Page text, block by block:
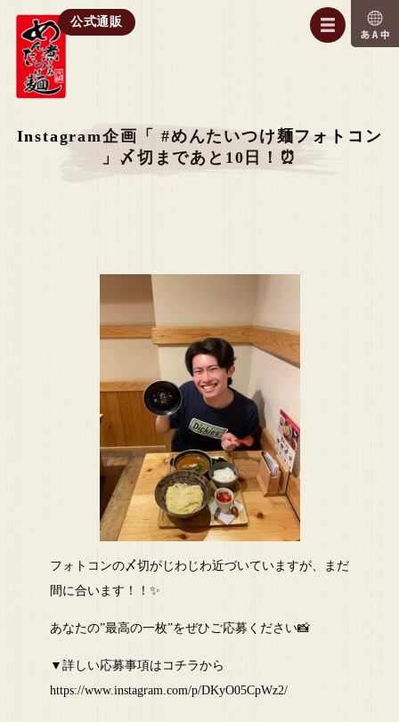
公式通販
Instagram企画「 #めんたいつけ麺フォトコン
」〆切まであと10日！⏰
フォトコンの〆切がじわじわ近づいていますが、まだ
間に合います！！✨
あなたの”最高の一枚”をぜひご応募ください📸
▼詳しい応募事項はコチラから
https://www.instagram.com/p/DKyO05CpWz2/